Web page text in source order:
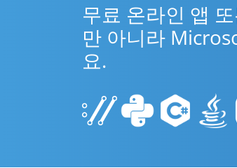
무료 온라인 앱
만 아니라
요.